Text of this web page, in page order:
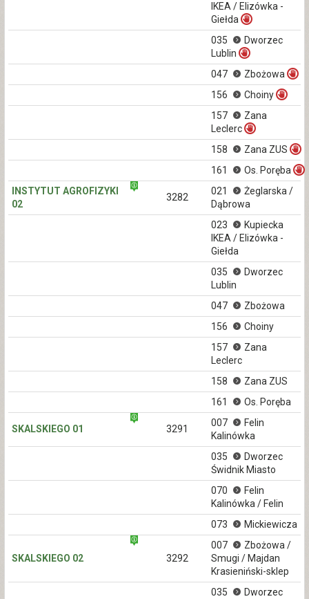
IKEA / Elizówka -
Giełda
035
Dworzec
Lublin
047
Zbożowa
156
Choiny
157
Zana
Leclerc
158
Zana ZUS
161
Os. Poręba
INSTYTUT AGROFIZYKI
02
3282
021
Żeglarska /
Dąbrowa
023
Kupiecka
IKEA / Elizówka -
Giełda
035
Dworzec
Lublin
047
Zbożowa
156
Choiny
157
Zana
Leclerc
158
Zana ZUS
161
Os. Poręba
SKALSKIEGO 01 3291
007
Felin
Kalinówka
035
Dworzec
Świdnik Miasto
070
Felin
Kalinówka / Felin
073
Mickiewicza
SKALSKIEGO 02 3292
007
Zbożowa /
Smugi / Majdan
Krasieniński-sklep
035
Dworzec